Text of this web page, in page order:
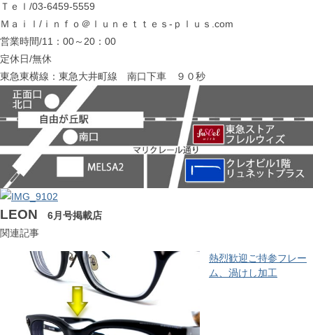
Ｔｅｌ/03-6459-5559
Ｍａｉｌ/ｉｎｆｏ＠ｌｕｎｅｔｔｅｓ-ｐｌｕｓ.com
営業時間/11：00～20：00
定休日/無休
東急東横線：東急大井町線 南口下車 ９０秒
LEON 6月号掲載店
関連記事
熱烈歓迎ご持参フレー
ム、渦けし加工